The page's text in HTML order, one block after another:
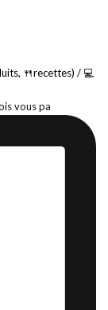
🍴recettes) / 💻
vous pa